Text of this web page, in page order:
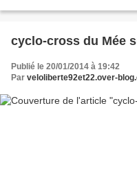
cyclo-cross du Mée
Publié le 20/01/2014 à 19:42
Par veloliberte92et22.over-